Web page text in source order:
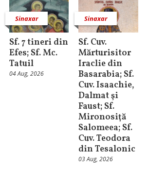
Sinaxar
Sf. 7 tineri din
Efes; Sf. Mc.
Tatuil
04 Aug, 2026
Sinaxar
Sf. Cuv.
Mărturisitor
Iraclie din
Basarabia; Sf.
Cuv. Isaachie,
Dalmat şi
Faust; Sf.
Mironosiţă
Salomeea; Sf.
Cuv. Teodora
din Tesalonic
03 Aug, 2026